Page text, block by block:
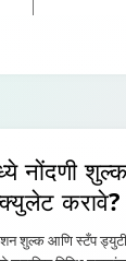
प्रमाणेच.
वॅल्यूवर
नोंदणी
करावे?
शुल्क आणि स्टँप